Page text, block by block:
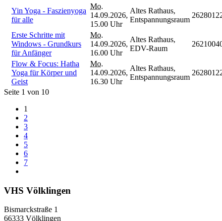
Yin Yoga - Faszienyoga
für alle
Mo.
14.09.2026,
15.00 Uhr
Altes Rathaus,
Entspannungsraum
Erste Schritte mit
Windows - Grundkurs
für Anfänger
Mo.
14.09.2026,
16.00 Uhr
Altes Rathaus,
EDV-Raum
Flow & Focus: Hatha
Yoga für Körper und
Geist
Mo.
14.09.2026,
16.30 Uhr
Altes Rathaus,
Entspannungsraum
Seite 1 von 10
1
2
3
4
5
6
7
VHS Völklingen
Bismarckstraße 1
66333 Völklingen